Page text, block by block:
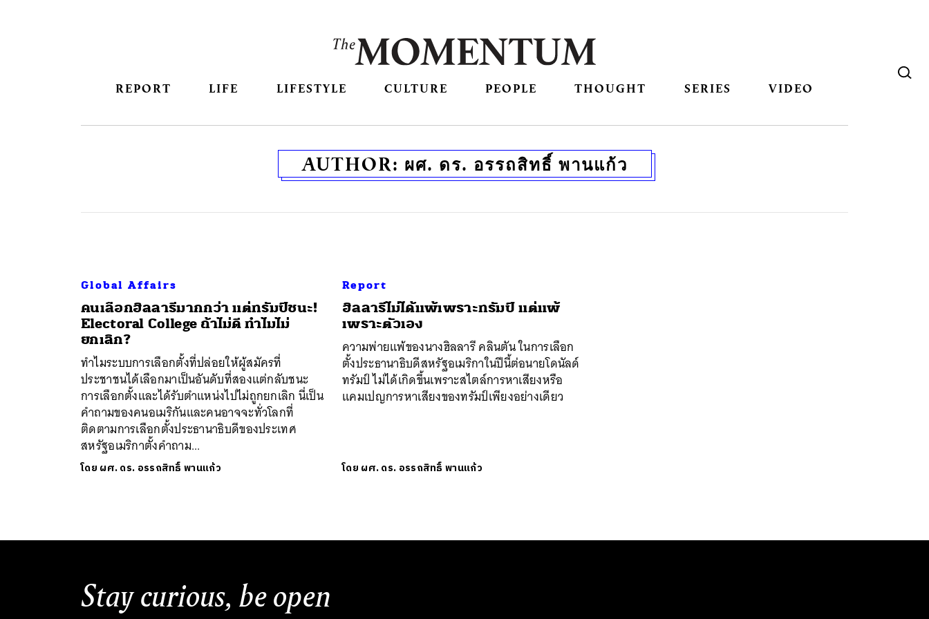
REPORT LIFE LIFESTYLE CULTURE PEOPLE THOUGHT SERIES VIDEO
AUTHOR: ผศ. ดร. อรรถสิทธิ์ พานแก้ว
Global Affairs
คนเลือกฮิลลารีมากกว่า แต่ทรัมป์ชนะ!
Electoral College ถ้าไม่ดี ทำไมไม่
ยกเลิก?
ทำไมระบบการเลือกตั้งที่ปล่อยให้ผู้สมัครที่
ประชาชนได้เลือกมาเป็นอันดับที่สองแต่กลับชนะ
การเลือกตั้งและได้รับตำแหน่งไปไม่ถูกยกเลิก นี่เป็น
คำถามของคนอเมริกันและคนอาจจะทั่วโลกที่
ติดตามการเลือกตั้งประธานาธิบดีของประเทศ
สหรัฐอเมริกาตั้งคำถาม...
โดย ผศ. ดร. อรรถสิทธิ์ พานแก้ว
Report
ฮิลลารีไม่ได้แพ้เพราะทรัมป์ แต่แพ้
เพราะตัวเอง
ความพ่ายแพ้ของนางฮิลลารี คลินตัน ในการเลือก
ตั้งประธานาธิบดีสหรัฐอเมริกาในปีนี้ต่อนายโดนัลด์
ทรัมป์ ไม่ได้เกิดขึ้นเพราะสไตล์การหาเสียงหรือ
แคมเปญการหาเสียงของทรัมป์เพียงอย่างเดียว
โดย ผศ. ดร. อรรถสิทธิ์ พานแก้ว
Stay curious, be open
SHARE TWEET LINE